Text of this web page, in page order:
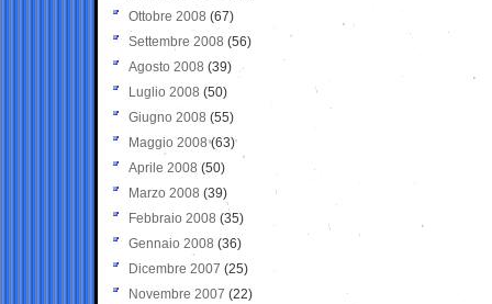
Ottobre 2008 (67)
Settembre 2008 (56)
Agosto 2008 (39)
Luglio 2008 (50)
Giugno 2008 (55)
Maggio 2008(63)
Aprile 2008 (50)
Marzo 2008 (39)
Febbraio 2008 (35)
Gennaio 2008 (36)
Dicembre 2007 (25)
Novembre 2007 (22)